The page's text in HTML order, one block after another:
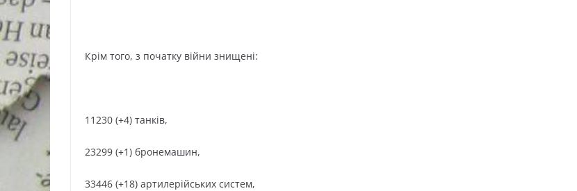
Крім того, з початку війни знищені:
11230 (+4) танків,
23299 (+1) бронемашин,
33446 (+18) артилерійських систем,